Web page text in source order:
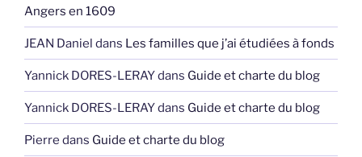
Angers en 1609
JEAN Daniel dans Les familles que j’ai étudiées à fonds
Yannick DORES-LERAYdans Guide et charte du blog
Yannick DORES-LERAYdans Guide et charte du blog
Pierre dans Guide et charte du blog